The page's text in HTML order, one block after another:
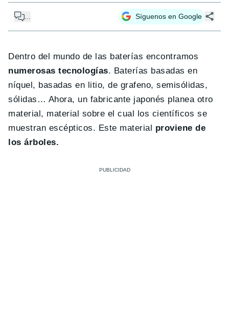
Síguenos en Google
Dentro del mundo de las baterías encontramos
numerosas tecnologías. Baterías basadas en
níquel, basadas en litio, de grafeno, semisólidas,
sólidas… Ahora, un fabricante japonés planea otro
material, material sobre el cual los científicos se
muestran escépticos. Este material proviene de
los árboles.